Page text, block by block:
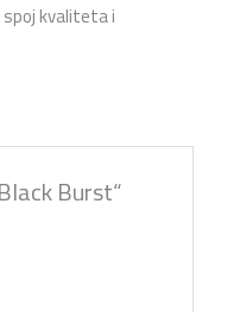
spoj kvaliteta i
Burst“